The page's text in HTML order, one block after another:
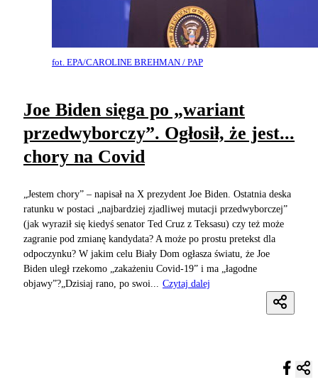
fot. EPA/CAROLINE BREHMAN / PAP
Joe Biden sięga po „wariant
przedwyborczy”. Ogłosił, że jest...
chory na Covid
„Jestem chory” – napisał na X prezydent Joe Biden. Ostatnia deska
ratunku w postaci „najbardziej zjadliwej mutacji przedwyborczej”
(jak wyraził się kiedyś senator Ted Cruz z Teksasu) czy też może
zagranie pod zmianę kandydata? A może po prostu pretekst dla
odpoczynku? W jakim celu Biały Dom ogłasza światu, że Joe
Biden uległ rzekomo „zakażeniu Covid-19” i ma „łagodne
objawy”?„Dzisiaj rano, po swoi...
Czytaj dalej